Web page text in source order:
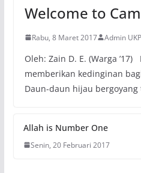
Welcome to
Rabu, 8 Maret 2017 Admin
Oleh: Zain D. E. (Warga
memberikan kedinginan
Daun-daun hijau bergoyang
Allah is Number One
Senin, 20 Februari 2017